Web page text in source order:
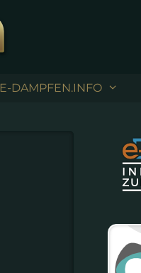
E-DAMPFEN.INFO